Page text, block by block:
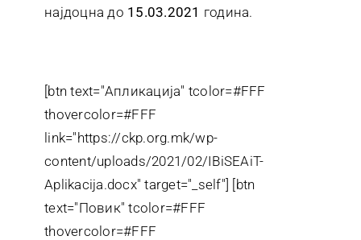
најдоцна до 15.03.2021 година.
[btn text="Апликација" tcolor=#FFF
thovercolor=#FFF
link="https://ckp.org.mk/wp-
content/uploads/2021/02/IBiSEAiT-
Aplikacija.docx" target="_self"] [btn
text="Повик" tcolor=#FFF
thovercolor=#FFF